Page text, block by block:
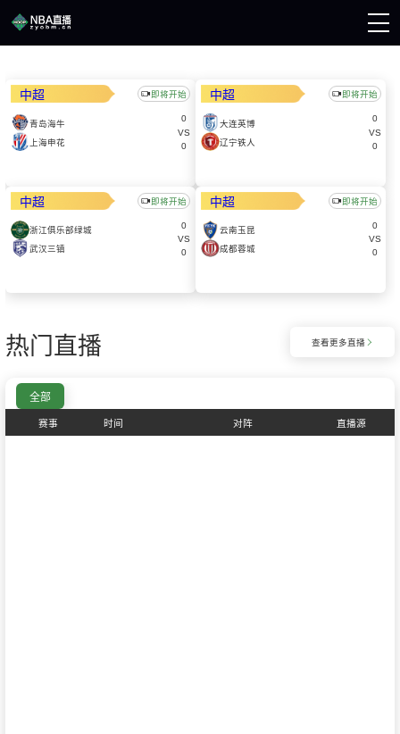
播
播
像
闻
中超 即将开始
青岛海牛
上海申花
0
VS
0
中超 即将开始
大连英博
辽宁铁人
0
VS
0
中超 即将开始
浙江俱乐部绿城
武汉三镇
0
VS
0
中超 即将开始
云南玉昆
成都蓉城
0
VS
0
热门直播 查看更多直播 
全部
赛事 时间 对阵 直播源